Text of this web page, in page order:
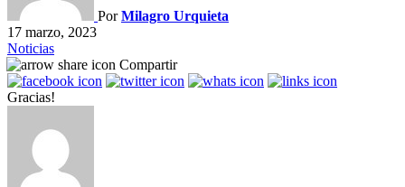
PorMilagro Urquieta
17 marzo, 2023
Noticias
Compartir
Gracias!